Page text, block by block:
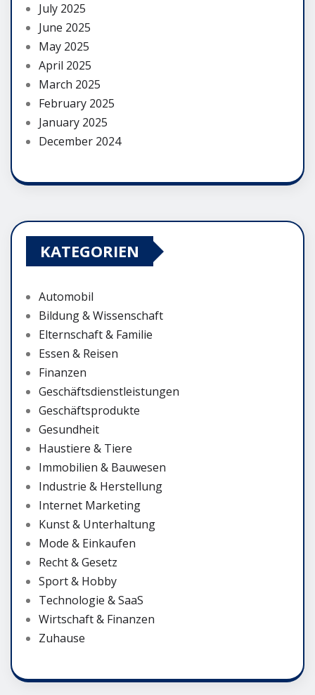
July 2025
June 2025
May 2025
April 2025
March 2025
February 2025
January 2025
December 2024
KATEGORIEN
Automobil
Bildung & Wissenschaft
Elternschaft & Familie
Essen & Reisen
Finanzen
Geschäftsdienstleistungen
Geschäftsprodukte
Gesundheit
Haustiere & Tiere
Immobilien & Bauwesen
Industrie & Herstellung
Internet Marketing
Kunst & Unterhaltung
Mode & Einkaufen
Recht & Gesetz
Sport & Hobby
Technologie & SaaS
Wirtschaft & Finanzen
Zuhause